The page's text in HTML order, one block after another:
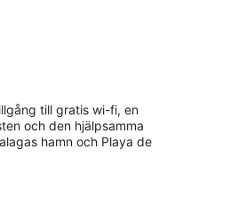
till gratis wi-fi, en
och den hjälpsamma
hamn och Playa de